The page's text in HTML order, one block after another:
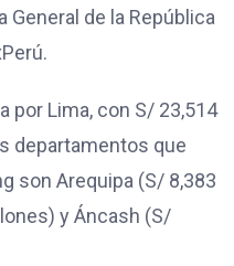
de la República
por Lima, con S/ 23,514
departamentos que
son Arequipa (S/ 8,383
y Áncash (S/